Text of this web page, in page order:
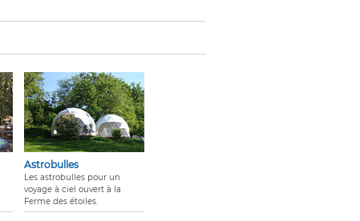
Astrobulles
Les astrobulles pour un
voyage à ciel ouvert à la
Ferme des étoiles.